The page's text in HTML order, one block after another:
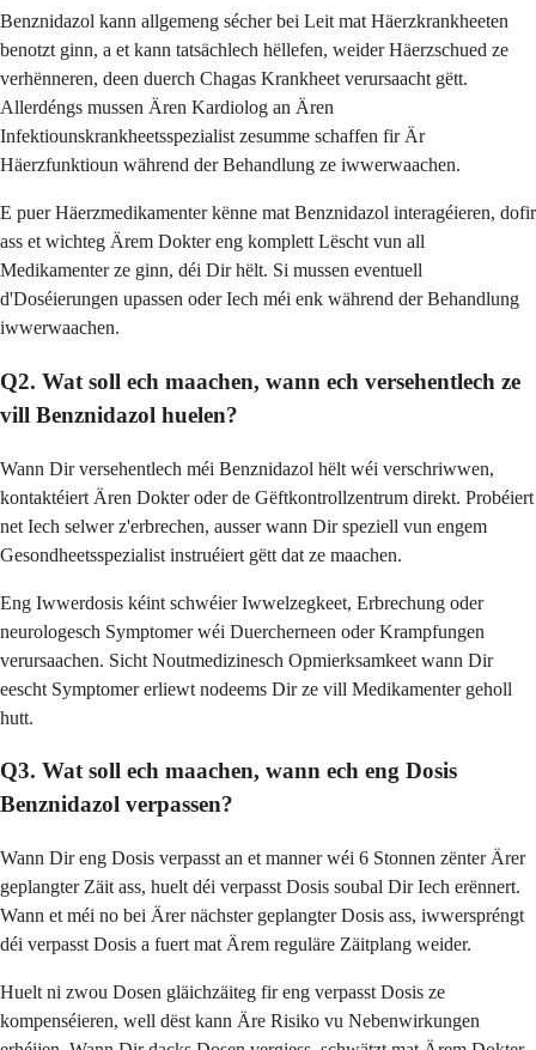
Benznidazol kann allgemeng sécher bei Leit mat Häerzkrankheeten
benotzt ginn, a et kann tatsächlech hëllefen, weider Häerzschued ze
verhënneren, deen duerch Chagas Krankheet verursaacht gëtt.
Allerdéngs mussen Ären Kardiolog an Ären
Infektiounskrankheetsspezialist zesumme schaffen fir Är
Häerzfunktioun während der Behandlung ze iwwerwaachen.
E puer Häerzmedikamenter kënne mat Benznidazol interagéieren, dofir
ass et wichteg Ärem Dokter eng komplett Lëscht vun all
Medikamenter ze ginn, déi Dir hëlt. Si mussen eventuell
d'Doséierungen upassen oder Iech méi enk während der Behandlung
iwwerwaachen.
Q2. Wat soll ech maachen, wann ech versehentlech ze
vill Benznidazol huelen?
Wann Dir versehentlech méi Benznidazol hëlt wéi verschriwwen,
kontaktéiert Ären Dokter oder de Gëftkontrollzentrum direkt. Probéiert
net Iech selwer z'erbrechen, ausser wann Dir speziell vun engem
Gesondheetsspezialist instruéiert gëtt dat ze maachen.
Eng Iwwerdosis kéint schwéier Iwwelzegkeet, Erbrechung oder
neurologesch Symptomer wéi Duercherneen oder Krampfungen
verursaachen. Sicht Noutmedizinesch Opmierksamkeet wann Dir
eescht Symptomer erliewt nodeems Dir ze vill Medikamenter geholl
hutt.
Q3. Wat soll ech maachen, wann ech eng Dosis
Benznidazol verpassen?
Wann Dir eng Dosis verpasst an et manner wéi 6 Stonnen zënter Ärer
geplangter Zäit ass, huelt déi verpasst Dosis soubal Dir Iech erënnert.
Wann et méi no bei Ärer nächster geplangter Dosis ass, iwwerspréngt
déi verpasst Dosis a fuert mat Ärem reguläre Zäitplang weider.
Huelt ni zwou Dosen gläichzäiteg fir eng verpasst Dosis ze
kompenséieren, well dëst kann Äre Risiko vu Nebenwirkungen